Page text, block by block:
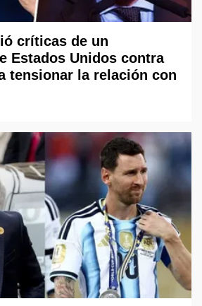
críticas de un
Estados Unidos contra
tensionar la relación con